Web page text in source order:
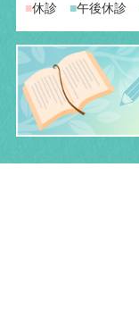
■休診 ■午後休診